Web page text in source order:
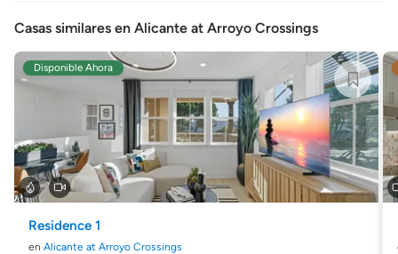
Casas similares en Alicante at Arroyo Crossings
Disponible Ahora
Residence 1
en Alicante at Arroyo Crossings